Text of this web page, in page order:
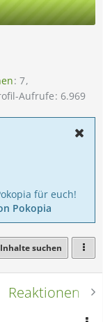
7
Aufrufe 6.969
für euch!
Pokopia
Inhalte suchen
Reaktionen